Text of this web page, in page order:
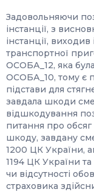
Задовольняючи
інстанції, з
інстанції,
транспортної
ОСОБА_12, яка
ОСОБА_10, тому є
підстави для
завдала шкоди
відшкодування
питання про обсяг
шкоду, завдану
1200 ЦК України,
1194 ЦК України
чи відсутності
страховика